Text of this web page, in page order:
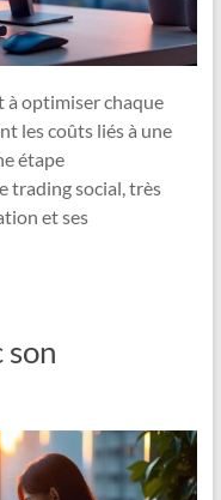
à optimiser chaque
les coûts liés à une
étape
trading social, très
et ses